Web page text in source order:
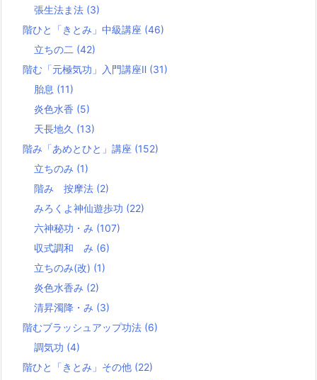
張生法ま法 (3)
階ひと「きとみ」中級講座 (46)
立ちの二 (42)
階む「元極気功」入門講座Ⅱ (31)
胎息 (11)
炎色水香 (5)
天長地久 (13)
階み「あめとひと」講座 (152)
立ちのみ (1)
階み 按摩法 (2)
みろくよ神仙遊歩功 (22)
六神秘功・み (107)
収式調和 み (6)
立ちのみ(改) (1)
炎色水香み (2)
清昇濁降・み (3)
階むブラッシュアップ功法 (6)
調気功 (4)
階ひと「きとみ」その他 (22)